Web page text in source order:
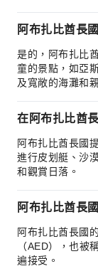
阿布扎比酋長
是的，阿布扎比
童的景點，如亞
及寬敞的海灘和
在阿布扎比酋
阿布扎比酋長國
進行皮划艇、沙
和觀賞日落。
阿布扎比酋長
阿布扎比酋長國
（AED），也被
遍接受。